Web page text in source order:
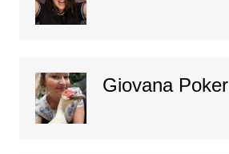
Giovana Poker